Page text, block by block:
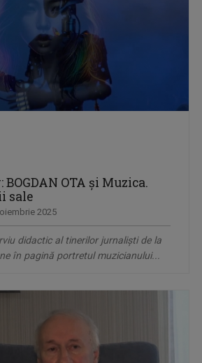
OTA și Muzica.
sale
2025
didactic al tinerilor jurnaliști de la
în pagină portretul muzicianului...